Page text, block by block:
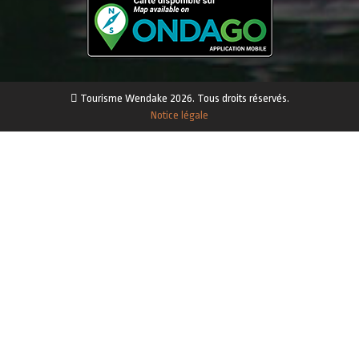
Tourisme Wendake 2026. Tous droits réservés.
Notice légale